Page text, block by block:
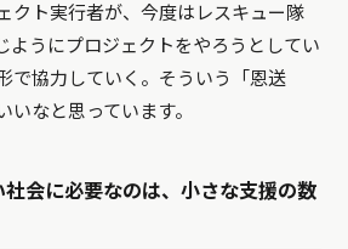
クト実行者が、今度はレスキュー隊
ようにプロジェクトをやろうとしてい
で協力していく。そういう「恩送
いなと思っています。
会に必要なのは、小さな支援の数